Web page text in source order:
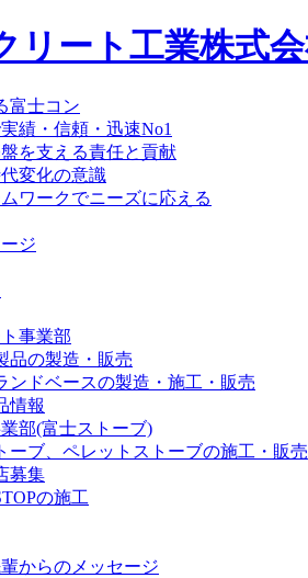
富士コン
績・信頼・迅速No1
を支える責任と貢献
変化の意識
ワークでニーズに応える
ジ
事業部
品の製造・販売
ンドベースの製造・施工・販売
情報
部(富士ストーブ)
ーブ、ペレットストーブの施工・販売
募集
の施工
からのメッセージ